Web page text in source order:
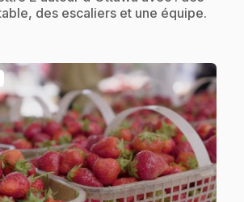
des escaliers et une équipe.